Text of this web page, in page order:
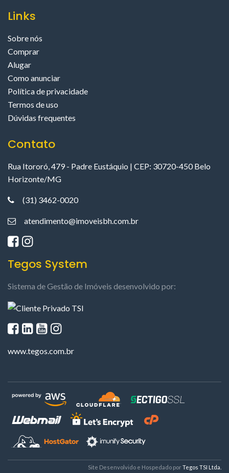
Links
Sobre nós
Comprar
Alugar
Como anunciar
Política de privacidade
Termos de uso
Dúvidas frequentes
Contato
Rua Itororó, 479 - Padre Eustáquio | CEP: 30720-450 Belo
Horizonte/MG
(31) 3462-0020
atendimento@imoveisbh.com.br
Tegos System
Sistema de Gestão de Imóveis desenvolvido por:
www.tegos.com.br
Site Desenvolvido e Hospedado por Tegos TSI Ltda.